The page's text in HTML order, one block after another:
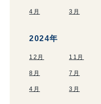
4月 3月
2024年
12月 11月
8月 7月
4月 3月